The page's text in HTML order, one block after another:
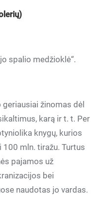
spalio medžioklė“.
žinomas dėl
karą ir t. t. Per
knygų, kurios
mln. tiražu. Turtus
pajamos už
bei
naudotas jo vardas.